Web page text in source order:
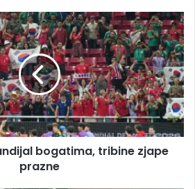
bogatima, tribine zjape
prazne